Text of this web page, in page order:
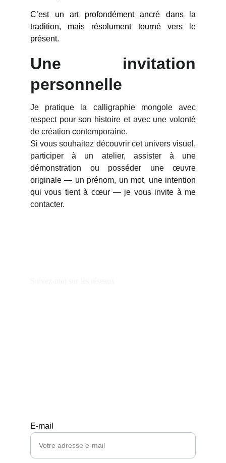
C’est un art profondément ancré dans la
tradition, mais résolument tourné vers le
présent.
Une invitation
personnelle
Je pratique la calligraphie mongole avec
respect pour son histoire et avec une volonté
de création contemporaine.
Si vous souhaitez découvrir cet univers visuel,
participer à un atelier, assister à une
démonstration ou posséder une œuvre
originale — un prénom, un mot, une intention
qui vous tient à cœur — je vous invite à me
contacter.
E-mail